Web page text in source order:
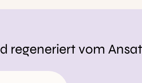
regeneriert vom